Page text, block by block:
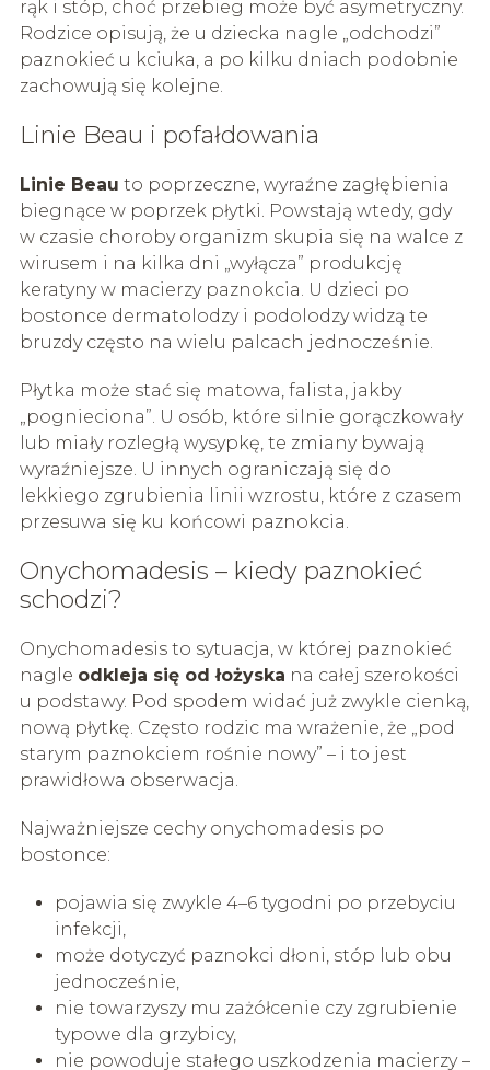
rąk i stóp, choć przebieg może być asymetryczny.
Rodzice opisują, że u dziecka nagle „odchodzi”
paznokieć u kciuka, a po kilku dniach podobnie
zachowują się kolejne.
Linie Beau i pofałdowania
Linie Beau to poprzeczne, wyraźne zagłębienia
biegnące w poprzek płytki. Powstają wtedy, gdy
w czasie choroby organizm skupia się na walce z
wirusem i na kilka dni „wyłącza” produkcję
keratyny w macierzy paznokcia. U dzieci po
bostonce dermatolodzy i podolodzy widzą te
bruzdy często na wielu palcach jednocześnie.
Płytka może stać się matowa, falista, jakby
„pognieciona”. U osób, które silnie gorączkowały
lub miały rozległą wysypkę, te zmiany bywają
wyraźniejsze. U innych ograniczają się do
lekkiego zgrubienia linii wzrostu, które z czasem
przesuwa się ku końcowi paznokcia.
Onychomadesis – kiedy paznokieć
schodzi?
Onychomadesis to sytuacja, w której paznokieć
nagle odkleja się od łożyska na całej szerokości
u podstawy. Pod spodem widać już zwykle cienką,
nową płytkę. Często rodzic ma wrażenie, że „pod
starym paznokciem rośnie nowy” – i to jest
prawidłowa obserwacja.
Najważniejsze cechy onychomadesis po
bostonce:
pojawia się zwykle 4–6 tygodni po przebyciu
infekcji,
może dotyczyć paznokci dłoni, stóp lub obu
jednocześnie,
nie towarzyszy mu zażółcenie czy zgrubienie
typowe dla grzybicy,
nie powoduje stałego uszkodzenia macierzy –